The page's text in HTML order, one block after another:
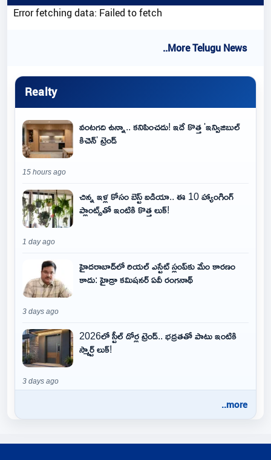
Error fetching data: Failed to fetch
..More Telugu News
Realty
వంటగది ఉన్నా.. కనిపించదు! ఇదే కొత్త 'ఇన్విజిబుల్
కిచెన్' ట్రెండ్
15 hours ago
చిన్న ఇళ్ల కోసం బెస్ట్ ఐడియా.. ఈ 10 హ్యాంగింగ్
ప్లాంట్స్‌తో ఇంటికి కొత్త లుక్!
1 day ago
హైదరాబాద్‌లో రియల్ ఎస్టేట్ స్లంప్‌కు మేం కారణం
కాదు: హైడ్రా కమిషనర్ ఏవీ రంగనాథ్
3 days ago
2026లో స్టీల్ డోర్ల ట్రెండ్.. భద్రతతో పాటు ఇంటికి
స్మార్ట్ లుక్!
3 days ago
..more